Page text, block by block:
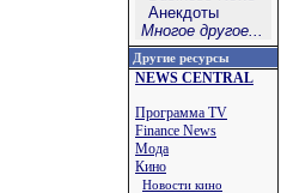
Анекдоты
Многое другое...
Другие ресурсы
NEWS CENTRAL
Программа TV
Finance News
Мода
Кино
Новости кино